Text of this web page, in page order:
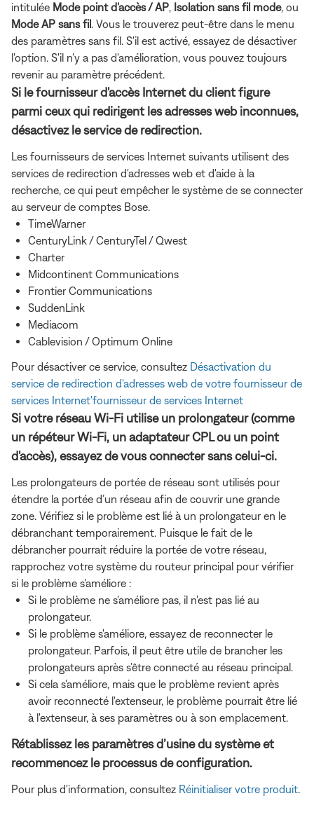
intitulée Mode point d'accès / AP, Isolation sans fil mode, ou
Mode AP sans fil . Vous le trouverez peut-être dans le menu
des paramètres sans fil. S'il est activé, essayez de désactiver
l'option. S'il n'y a pas d'amélioration, vous pouvez toujours
revenir au paramètre précédent.
Si le fournisseur d'accès Internet du client figure
parmi ceux qui redirigent les adresses web inconnues,
désactivez le service de redirection.
Les fournisseurs de services Internet suivants utilisent des
services de redirection d'adresses web et d'aide à la
recherche, ce qui peut empêcher le système de se connecter
au serveur de comptes Bose.
TimeWarner
CenturyLink / CenturyTel / Qwest
Charter
Midcontinent Communications
Frontier Communications
SuddenLink
Mediacom
Cablevision / Optimum Online
Pour désactiver ce service, consultez Désactivation du
service de redirection d'adresses web de votre fournisseur de
services Internet'fournisseur de services Internet
Si votre réseau Wi-Fi utilise un prolongateur (comme
un répéteur Wi-Fi, un adaptateur CPL ou un point
d'accès), essayez de vous connecter sans celui-ci.
Les prolongateurs de portée de réseau sont utilisés pour
étendre la portée d’un réseau afin de couvrir une grande
zone. Vérifiez si le problème est lié à un prolongateur en le
débranchant temporairement. Puisque le fait de le
débrancher pourrait réduire la portée de votre réseau,
rapprochez votre système du routeur principal pour vérifier
si le problème s'améliore :
Si le problème ne s'améliore pas, il n'est pas lié au
prolongateur.
Si le problème s'améliore, essayez de reconnecter le
prolongateur. Parfois, il peut être utile de brancher les
prolongateurs après s’être connecté au réseau principal.
Si cela s'améliore, mais que le problème revient après
avoir reconnecté l'extenseur, le problème pourrait être lié
à l'extenseur, à ses paramètres ou à son emplacement.
Rétablissez les paramètres d’usine du système et
recommencez le processus de configuration.
Pour plus d'information, consultez Réinitialiser votre produit.